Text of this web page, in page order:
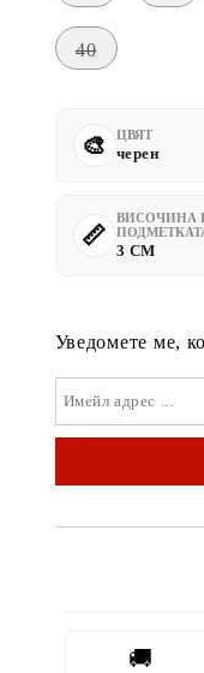
40
ЦВЯТ
черен
ВИСОЧИНА
3 CM
Уведомете ме,
🚚